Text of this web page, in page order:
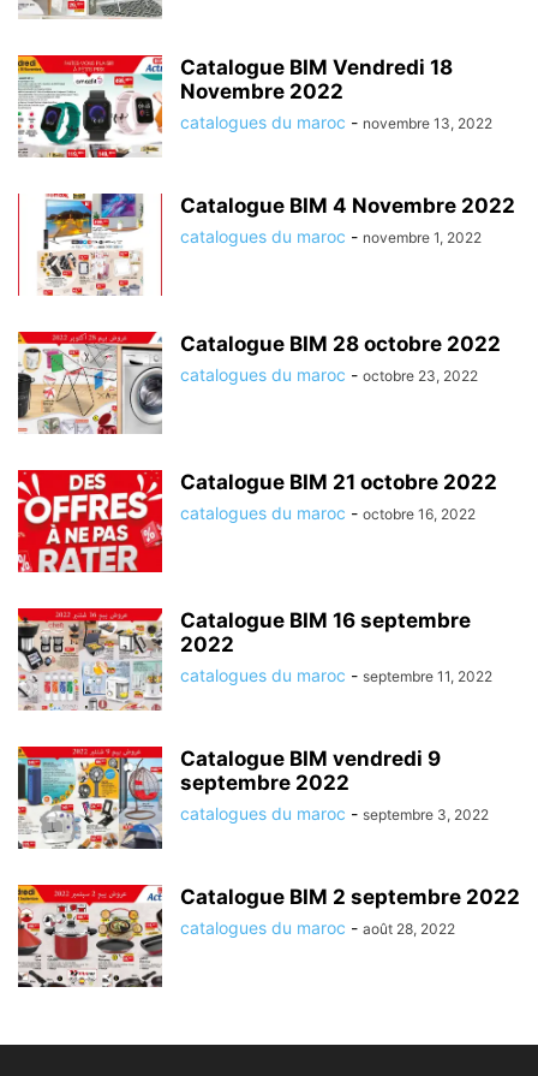
Catalogue BIM Vendredi 18
Novembre 2022
catalogues du maroc - novembre 13, 2022
Catalogue BIM 4 Novembre 2022
catalogues du maroc - novembre 1, 2022
Catalogue BIM 28 octobre 2022
catalogues du maroc - octobre 23, 2022
Catalogue BIM 21 octobre 2022
catalogues du maroc - octobre 16, 2022
Catalogue BIM 16 septembre
2022
catalogues du maroc - septembre 11, 2022
Catalogue BIM vendredi 9
septembre 2022
catalogues du maroc - septembre 3, 2022
Catalogue BIM 2 septembre 2022
catalogues du maroc - août 28, 2022